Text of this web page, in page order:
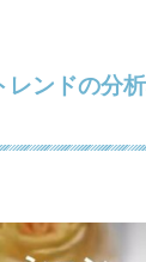
ンドの分